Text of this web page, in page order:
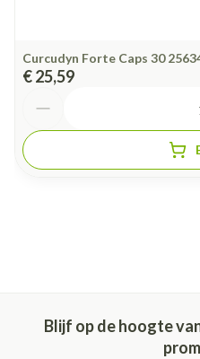
Curcudyn Forte Caps 30
€ 25,59
Blijf op de hoogte